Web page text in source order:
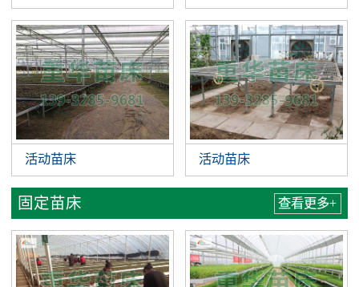
活动苗床 活动苗床
固定苗床 查看更多+